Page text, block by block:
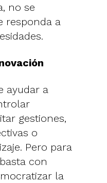
no se
responda a
ayudar a
gestiones,
o
Pero para
con
la